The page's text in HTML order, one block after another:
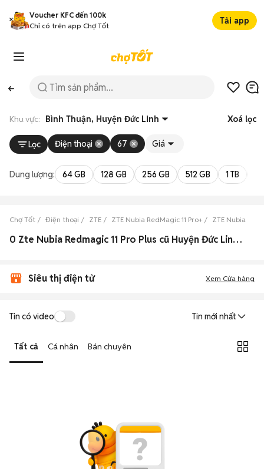
Voucher KFC đến 100k
Chỉ có trên app Chợ Tốt
Tải app
Khu vực: Bình Thuận, Huyện Đức Linh Xoá lọc
Lọc Điện thoại 67 Giá
Dung lượng: 64 GB 128 GB 256 GB 512 GB 1 TB
Chợ Tốt Điện thoại ZTE ZTE Nubia RedMagic 11 Pro+ ZTE Nubia
0 Zte Nubia Redmagic 11 Pro Plus cũ Huyện Đức Linh, Bình Thuận đẹp
Siêu thị điện tử Xem Cửa hàng
Tin có video Tin mới nhất
Tất cả Cá nhân Bán chuyên